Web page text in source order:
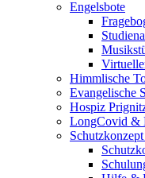
Engelsbote
Himmlische
Evangelische
Hospiz
LongCovid &